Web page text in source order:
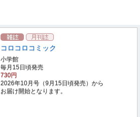
コロコロコミック
小学館
毎月15日頃発売
730円
2026年10月号（9月15日頃発売）から
お届け開始となります。